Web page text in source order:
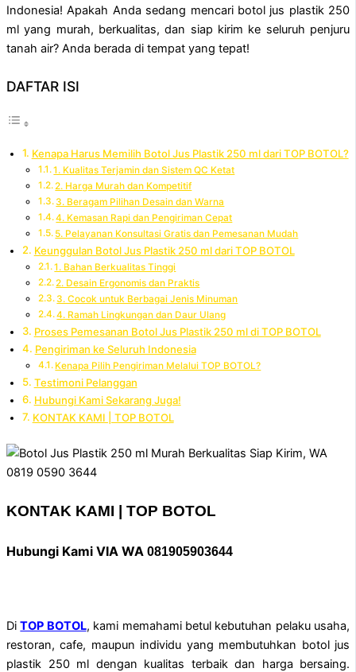
Indonesia! Apakah Anda sedang mencari botol jus plastik 250
ml yang murah, berkualitas, dan siap kirim ke seluruh penjuru
tanah air? Anda berada di tempat yang tepat!
DAFTAR ISI
Kenapa Harus Memilih Botol Jus Plastik 250 ml dari TOP BOTOL?
1. Kualitas Terjamin dan Sistem QC Ketat
2. Harga Murah dan Kompetitif
3. Beragam Pilihan Desain dan Warna
4. Kemasan Rapi dan Pengiriman Cepat
5. Pelayanan Konsultasi Gratis dan Pemesanan Mudah
Keunggulan Botol Jus Plastik 250 ml dari TOP BOTOL
1. Bahan Berkualitas Tinggi
2. Desain Ergonomis dan Praktis
3. Cocok untuk Berbagai Jenis Minuman
4. Ramah Lingkungan dan Daur Ulang
Proses Pemesanan Botol Jus Plastik 250 ml di TOP BOTOL
Pengiriman ke Seluruh Indonesia
Kenapa Pilih Pengiriman Melalui TOP BOTOL?
Testimoni Pelanggan
Hubungi Kami Sekarang Juga!
KONTAK KAMI | TOP BOTOL
KONTAK KAMI | TOP BOTOL
Hubungi Kami VIA WA 081905903644
DiTOP BOTOL, kami memahami betul kebutuhan pelaku usaha,
restoran, cafe, maupun individu yang membutuhkan botol jus
plastik 250 ml dengan kualitas terbaik dan harga bersaing.